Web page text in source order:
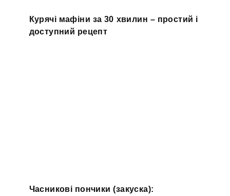
Курячі мафіни за 30 хвилин – простий і
доступний рецепт
Часникові пончики (закуска):